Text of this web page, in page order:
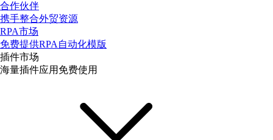
合作伙伴
携手整合外贸资源
RPA市场
免费提供RPA自动化模版
插件市场
海量插件应用免费使用